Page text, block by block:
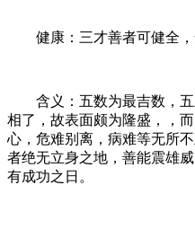
健康：三才善者可健全，
含义：五数为最吉数，五
相了，故表面颇为隆盛，，
心，危难别离，病难等无所
者绝无立身之地，善能震雄
有成功之日。